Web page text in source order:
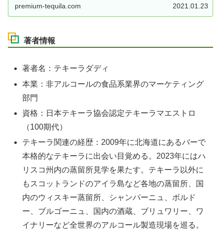
premium-tequila.com 2021.01.23
著者情報
著者名：テキーラダディ
本業：非アルコールの食品系業界のマーケティング
部門
資格：日本テキーラ協会認定テキーラマエストロ
（100期代）
テキーラ関連の経歴：2009年に北海道にあるバーで
本格的なテキーラに出会い目覚める。2023年にはハ
リスコ州内の蒸留所見学を果たす。テキーラ以外に
もスコットランドのアイラ島など各地の蒸留所、国
内のウィスキー蒸留所、シャンパーニュ、ボルド
ー、ブルゴーニュ、国内の酒蔵、ブリュワリー、ワ
イナリーなど全世界のアルコール製造現場を巡る。